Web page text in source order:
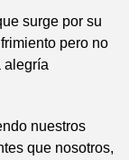
surge por su
pero no
alegría
nuestros
que nosotros,